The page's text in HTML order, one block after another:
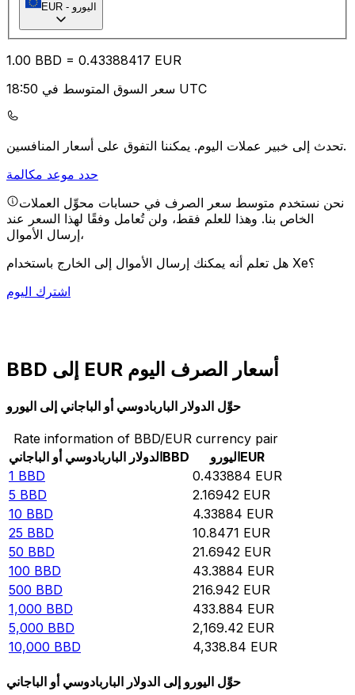
EUR - اليورو
1.00 BBD = 0.43388417 EUR
سعر السوق المتوسط في 18:50 UTC
تحدث إلى خبير عملات اليوم.يمكننا التفوق على أسعار المنافسين.
حدد موعد مكالمة
نحن نستخدم متوسط سعر الصرف في حسابات محوِّل العملات
الخاص بنا. وهذا للعلم فقط، ولن تُعامل وفقًا لهذا السعر عند
إرسال الأموال،
هل تعلم أنه يمكنك إرسال الأموال إلى الخارج باستخدام Xe؟
اشترك اليوم
BBD إلى EUR أسعار الصرف اليوم
حوِّل الدولار الباربادوسي أو الباجاني إلى اليورو
Rate information of BBD/EUR currency pair
الدولار الباربادوسي أو الباجانيBBD اليوروEUR
1 BBD 0.433884 EUR
5 BBD 2.16942 EUR
10 BBD 4.33884 EUR
25 BBD 10.8471 EUR
50 BBD 21.6942 EUR
100 BBD 43.3884 EUR
500 BBD 216.942 EUR
1,000 BBD 433.884 EUR
5,000 BBD 2,169.42 EUR
10,000 BBD 4,338.84 EUR
حوِّل اليورو إلى الدولار الباربادوسي أو الباجاني